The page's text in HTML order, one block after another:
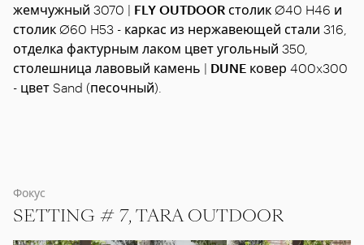
жемчужный 3070 | FLY OUTDOOR столик Ø40 H46 и
столик Ø60 H53 - каркас из нержавеющей стали 316,
отделка фактурным лаком цвет угольный 350,
столешница лавовый камень | DUNE ковер 400x300
- цвет Sand (песочный).
Фокус
SETTING # 7, TARA OUTDOOR